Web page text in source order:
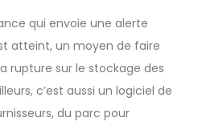
qui envoie une alerte
atteint, un moyen de faire
rupture sur le stockage des
c’est aussi un logiciel de
du parc pour